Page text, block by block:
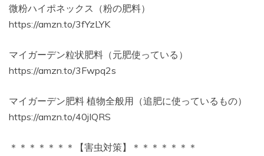
微粉ハイポネックス（粉の肥料）
https://amzn.to/3fYzLYK
マイガーデン粒状肥料（元肥使っている）
https://amzn.to/3Fwpq2s
マイガーデン肥料 植物全般用（追肥に使っているもの）
https://amzn.to/40jIQRS
＊＊＊＊＊＊＊【害虫対策】＊＊＊＊＊＊＊